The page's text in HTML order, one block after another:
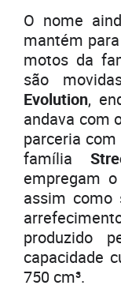
O nome
mantém
motos da
são
Evolution,
andava com
parceria com
família
empregam
assim como
produzido
capacidade
750 cm³.